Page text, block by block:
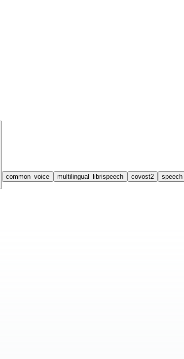
common_voice multilingual_librispeech covost2 speech